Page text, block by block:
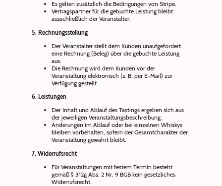
Es gelten zusätzlich die Bedingungen von Stripe.
Vertragspartner für die gebuchte Leistung bleibt
ausschließlich der Veranstalter.
5. Rechnungsstellung
Der Veranstalter stellt dem Kunden unaufgefordert
eine Rechnung (Beleg) über die gebuchte Leistung
aus.
Die Rechnung wird dem Kunden vor der
Veranstaltung elektronisch (z. B. per E-Mail) zur
Verfügung gestellt.
6. Leistungen
Der Inhalt und Ablauf des Tastings ergeben sich aus
der jeweiligen Veranstaltungsbeschreibung.
Änderungen im Ablauf oder bei einzelnen Whiskys
bleiben vorbehalten, sofern der Gesamtcharakter der
Veranstaltung gewahrt bleibt.
7. Widerrufsrecht
Für Veranstaltungen mit festem Termin besteht
gemäß § 312g Abs. 2 Nr. 9 BGB kein gesetzliches
Widerrufsrecht.